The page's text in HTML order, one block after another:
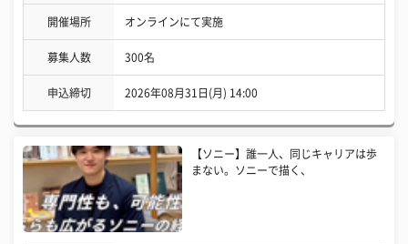
開催場所 オンラインにて実施
募集人数 300名
申込締切 2026年08月31日(月) 14:00
【ソニー】誰一人、同じキャリアは歩
まない。ソニーで描く、